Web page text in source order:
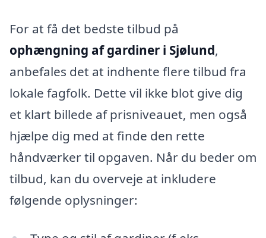
For at få det bedste tilbud på
ophængning af gardiner i Sjølund,
anbefales det at indhente flere tilbud fra
lokale fagfolk. Dette vil ikke blot give dig
et klart billede af prisniveauet, men også
hjælpe dig med at finde den rette
håndværker til opgaven. Når du beder om
tilbud, kan du overveje at inkludere
følgende oplysninger: